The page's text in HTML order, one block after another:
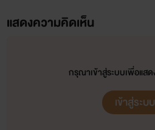
แสดงความคิดเห็น
กรุณาเข้าสู่ระบบเพื่อแส
เข้าสู่ระบบ